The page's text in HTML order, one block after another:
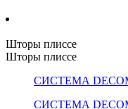
Шторы плиссе
Шторы плиссе
СИСТЕМА
СИСТЕМА